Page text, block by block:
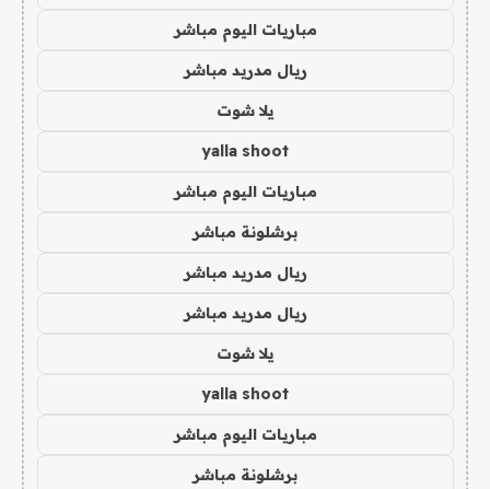
مباريات اليوم مباشر
ريال مدريد مباشر
يلا شوت
yalla shoot
مباريات اليوم مباشر
برشلونة مباشر
ريال مدريد مباشر
ريال مدريد مباشر
يلا شوت
yalla shoot
مباريات اليوم مباشر
برشلونة مباشر